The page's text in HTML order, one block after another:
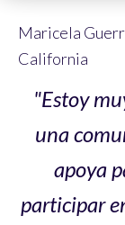
Maricela
California
"Estoy
una
apoya
participar